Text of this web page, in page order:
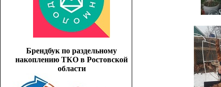
Брендбук по раздельному
накоплению ТКО в Ростовской
области